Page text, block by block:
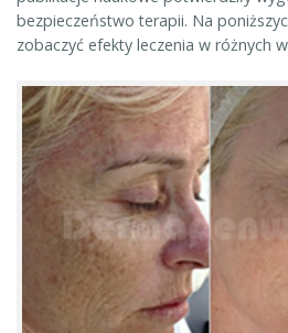
bezpieczeństwo terapii. Na
zobaczyć efekty leczenia w różnych